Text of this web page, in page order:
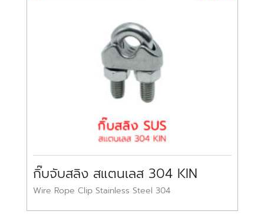
กิ๊บจับสลิง สแตนเลส 304 KIN
Wire Rope Clip Stainless Steel 304